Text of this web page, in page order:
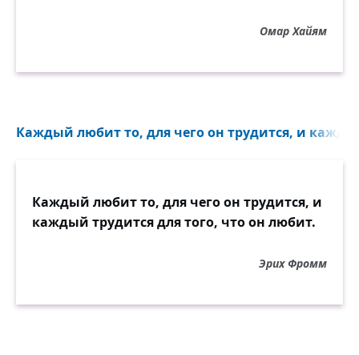
Омар Хайям
Каждый любит то, для чего он трудится, и
Каждый любит то, для чего он трудится, и
каждый трудится для того, что он любит.
Эрих Фромм